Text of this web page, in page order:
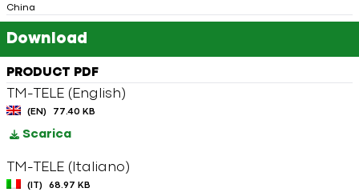
China
Download
PRODUCT PDF
TM-TELE (English)
(EN) 77.40 KB
Scarica
TM-TELE (Italiano)
(IT) 68.97 KB